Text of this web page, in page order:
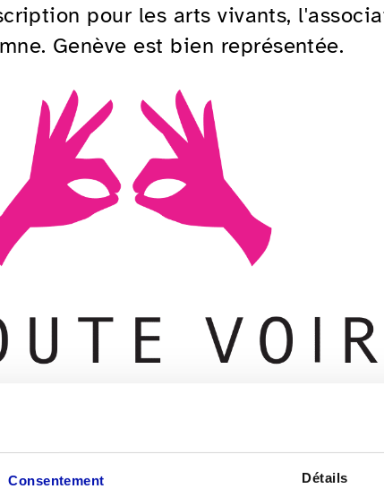
Consentement Détails
pour les arts vivants,
Genève est bien représentée.
oeils et oreilles